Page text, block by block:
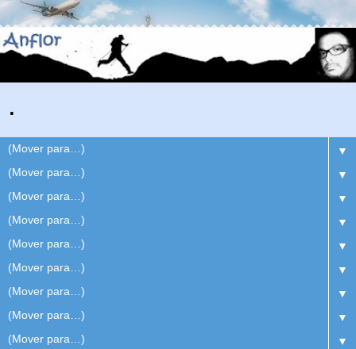
.
▼
▼
▼
▼
▼
▼
▼
▼
▼